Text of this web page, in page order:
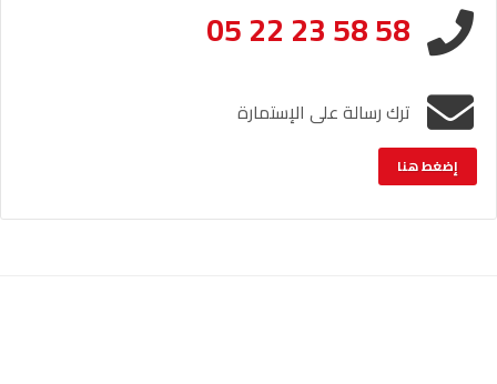
05 22 23 58 58
ترك رسالة على الإستمارة
إضغط هنا